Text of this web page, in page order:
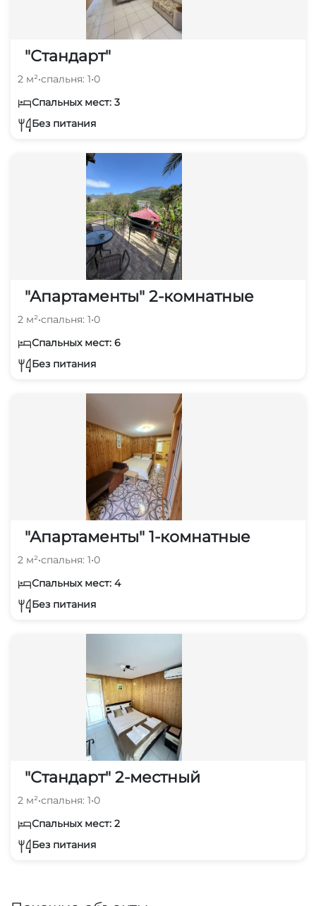
"Стандарт"
2 м²•спальня: 1•0
Спальных мест: 3
Без питания
"Апартаменты" 2-комнатные
2 м²•спальня: 1•0
Спальных мест: 6
Без питания
"Апартаменты" 1-комнатные
2 м²•спальня: 1•0
Спальных мест: 4
Без питания
"Стандарт" 2-местный
2 м²•спальня: 1•0
Спальных мест: 2
Без питания